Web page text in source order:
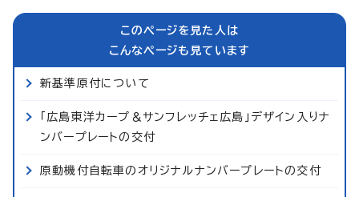
このページを見た人は
こんなページも見ています
新基準原付について
「広島東洋カープ＆サンフレッチェ広島」デザイン入りナ
ンバープレートの交付
原動機付自転車のオリジナルナンバープレートの交付